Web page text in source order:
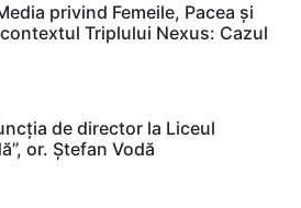
privind Femeile, Pacea și
Triplului Nexus: Cazul
de director la Liceul
or. Ștefan Vodă